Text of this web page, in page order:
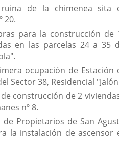
de la chimenea sita
20.
para la construcción de
en las parcelas 24 a 35
ocupación de Estación
Sector 38, Residencial
construcción de 2
nº 8.
Propietarios de San
la instalación de ascensor